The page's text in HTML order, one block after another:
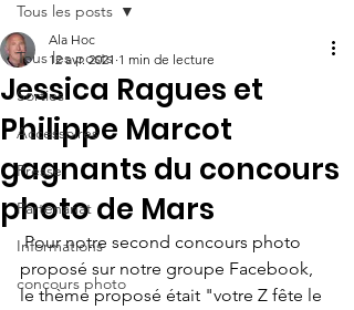
Tous les posts
Sorties
Accessoires
Presse
Partenariat
Informations
concours photo
Tous les posts
Jessica Ragues et
Philippe Marcot
gagnants du concours
photo de Mars
Ala Hoc
12 avr. 2021 1 min de lecture
Pour notre second concours photo
proposé sur notre groupe Facebook,
le thème proposé était "votre Z fête le